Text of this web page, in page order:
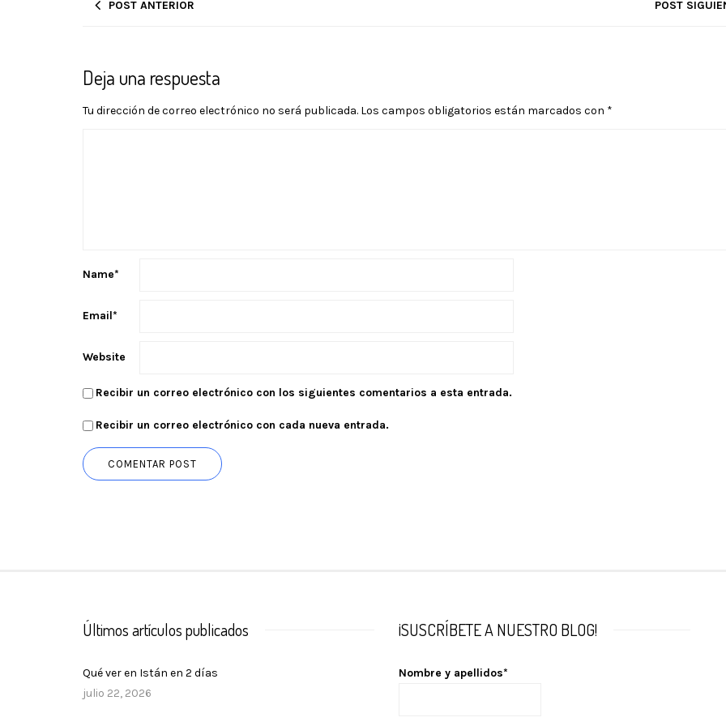
POST ANTERIOR POST
Deja una respuesta
Tu dirección de correo electrónico no será publicada. Los campos obligatorios están marcados con *
Name*
Email*
Website
Recibir un correo electrónico con los siguientes comentarios a esta entrada.
Recibir un correo electrónico con cada nueva entrada.
Últimos artículos publicados
Qué ver en Istán en 2 días
julio 22, 2026
¡SUSCRÍBETE A NUESTRO BLOG!
Nombre y apellidos*